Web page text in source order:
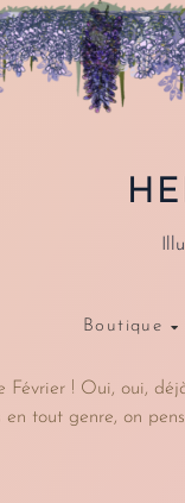
Boutique
! Oui, oui,
en tout genre, on